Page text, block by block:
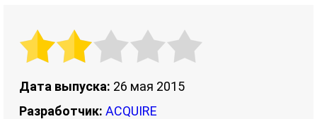
Дата выпуска: 26 мая 2015
Разработчик: ACQUIRE